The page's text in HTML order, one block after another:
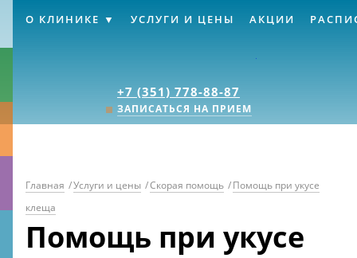
+7 (351) 778-88-87
ЗАПИСАТЬСЯ НА ПРИЕМ
О КЛИНИКЕ УСЛУГИ И ЦЕНЫ АКЦИИ
Главная /Услуги и цены /Скорая помощь /Помощь при укусе
клеща
Помощь при укусе